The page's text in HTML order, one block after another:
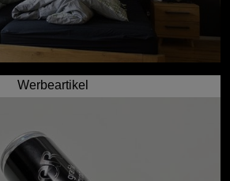
Werbeartikel